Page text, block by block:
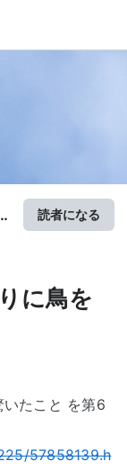
読者になる
に鳥を
たこと を第6
57858139.h